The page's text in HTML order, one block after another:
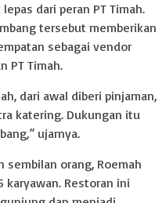
dari peran PT Timah.
tersebut memberikan
sebagai vendor
PT Timah.
dari awal diberi pinjaman,
katering. Dukungan itu
ujarnya.
sembilan orang, Roemah
karyawan. Restoran ini